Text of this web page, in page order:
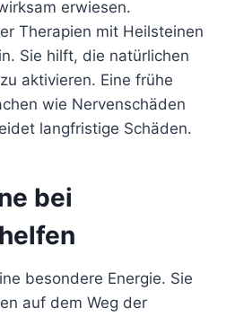
erwiesen.
Therapien mit Heilsteinen
Sie hilft, die natürlichen
aktivieren. Eine frühe
wie Nervenschäden
langfristige Schäden.
bei
besondere Energie. Sie
auf dem Weg der